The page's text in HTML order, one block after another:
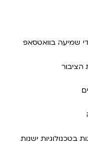
שמיעה בוואטסאפ
הציבור
בטכנולוגיות ישנות